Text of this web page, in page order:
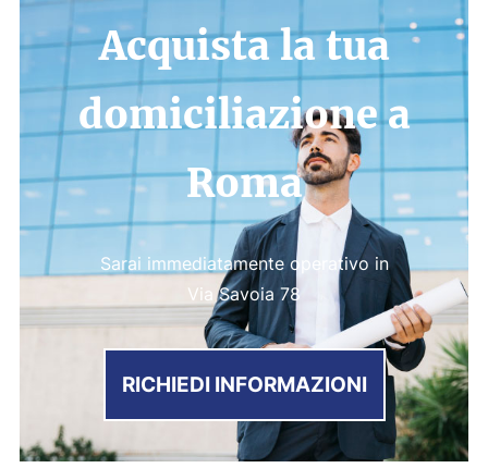
Acquista la tua
domiciliazione a
Roma
Sarai immediatamente operativo in
Via Savoia 78
RICHIEDI INFORMAZIONI